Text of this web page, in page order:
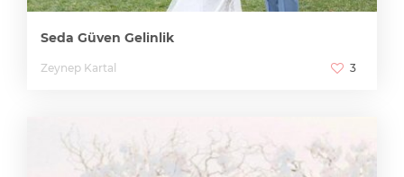
Seda Güven Gelinlik
Zeynep Kartal 3